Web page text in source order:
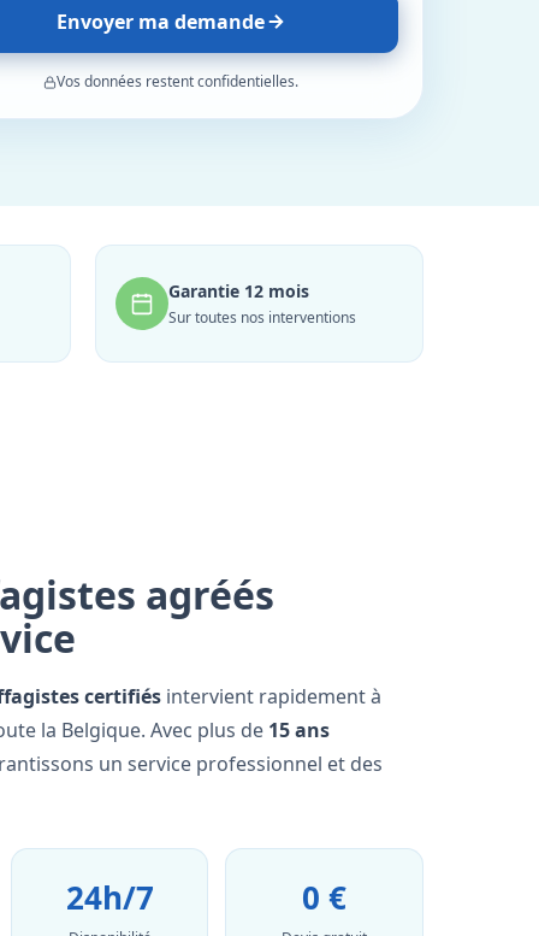
Envoyer ma demande
Vos données restent confidentielles.
Garantie 12 mois
Sur toutes nos interventions
agréés
certifiés intervient rapidement à
la Belgique. Avec plus de 15 ans
un service professionnel et des
24h/7 0 €